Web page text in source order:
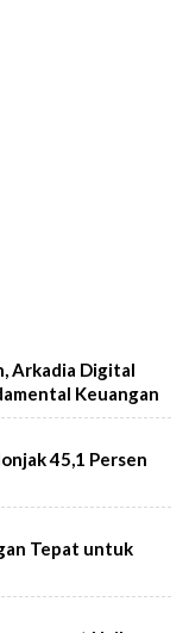
Arkadia Digital
Keuangan
45,1 Persen
Tepat untuk